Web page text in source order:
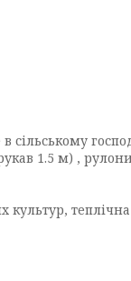
сільському
1.5 м) ,
культур,